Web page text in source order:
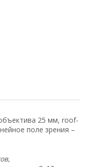
25 мм, roof-
поле зрения –